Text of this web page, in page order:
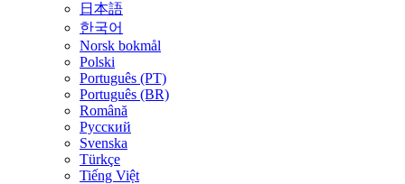
日本語
한국어
Norsk bokmål
Polski
Português (PT)
Português (BR)
Română
Русский
Svenska
Türkçe
Tiếng Việt